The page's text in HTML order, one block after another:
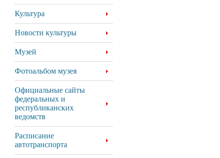
Культура
Новости культуры
Музей
Фотоальбом музея
Официальные сайты
федеральных и
республиканских
ведомств
Расписание
автотранспорта